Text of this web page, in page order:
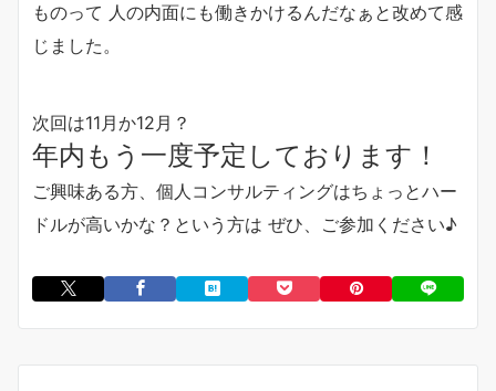
ものって 人の内面にも働きかけるんだなぁと改めて感
じました。
次回は11月か12月？
年内もう一度予定しております！
ご興味ある方、個人コンサルティングはちょっとハー
ドルが高いかな？という方は ぜひ、ご参加ください♪